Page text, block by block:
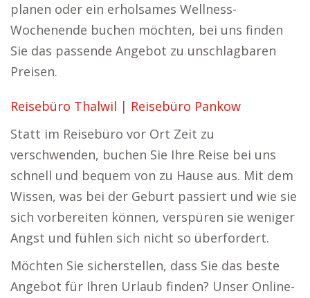
planen oder ein erholsames Wellness-
Wochenende buchen möchten, bei uns finden
Sie das passende Angebot zu unschlagbaren
Preisen.
Reisebüro Thalwil | Reisebüro Pankow
Statt im Reisebüro vor Ort Zeit zu
verschwenden, buchen Sie Ihre Reise bei uns
schnell und bequem von zu Hause aus. Mit dem
Wissen, was bei der Geburt passiert und wie sie
sich vorbereiten können, verspüren sie weniger
Angst und fühlen sich nicht so überfordert.
Möchten Sie sicherstellen, dass Sie das beste
Angebot für Ihren Urlaub finden? Unser Online-